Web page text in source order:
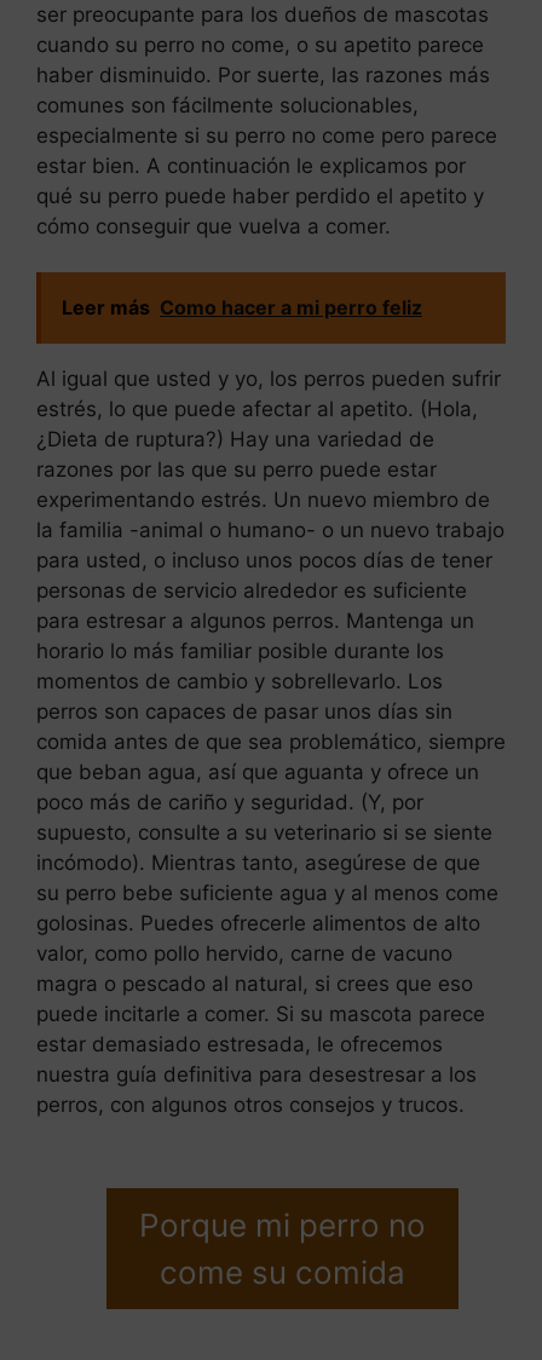
ser preocupante para los dueños de mascotas
cuando su perro no come, o su apetito parece
haber disminuido. Por suerte, las razones más
comunes son fácilmente solucionables,
especialmente si su perro no come pero parece
estar bien. A continuación le explicamos por
qué su perro puede haber perdido el apetito y
cómo conseguir que vuelva a comer.
Leer más Como hacer a mi perro feliz
Al igual que usted y yo, los perros pueden sufrir
estrés, lo que puede afectar al apetito. (Hola,
¿Dieta de ruptura?) Hay una variedad de
razones por las que su perro puede estar
experimentando estrés. Un nuevo miembro de
la familia -animal o humano- o un nuevo trabajo
para usted, o incluso unos pocos días de tener
personas de servicio alrededor es suficiente
para estresar a algunos perros. Mantenga un
horario lo más familiar posible durante los
momentos de cambio y sobrellevarlo. Los
perros son capaces de pasar unos días sin
comida antes de que sea problemático, siempre
que beban agua, así que aguanta y ofrece un
poco más de cariño y seguridad. (Y, por
supuesto, consulte a su veterinario si se siente
incómodo). Mientras tanto, asegúrese de que
su perro bebe suficiente agua y al menos come
golosinas. Puedes ofrecerle alimentos de alto
valor, como pollo hervido, carne de vacuno
magra o pescado al natural, si crees que eso
puede incitarle a comer. Si su mascota parece
estar demasiado estresada, le ofrecemos
nuestra guía definitiva para desestresar a los
perros, con algunos otros consejos y trucos.
Porque mi perro no
come su comida